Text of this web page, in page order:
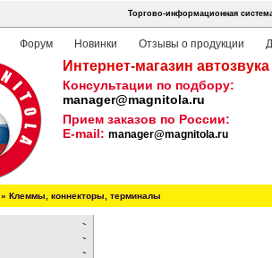
Торгово-информационная
Форум Новинки Отзывы о продукции
Интернет-магазин
Консультации по подбору:
manager@magnitola.ru
Прием заказов по России:
E-mail: manager@magnitola.ru
» Клеммы, коннекторы, терминалы